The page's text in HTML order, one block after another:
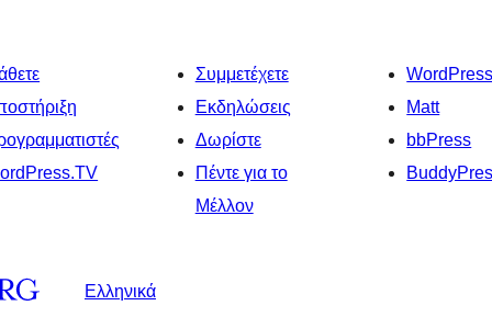
Συμμετέχετε
Εκδηλώσεις
Δωρίστε
Πέντε για το
Μέλλον
Matt
bbPress
Ελληνικά